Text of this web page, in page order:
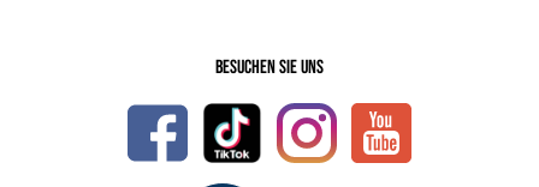
Besuchen Sie uns